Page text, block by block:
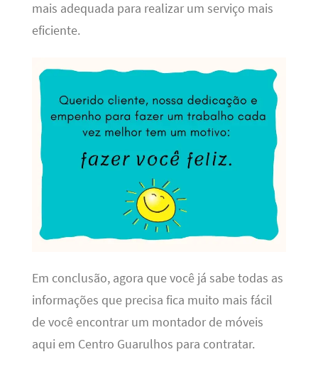
mais adequada para realizar um serviço mais
eficiente.
Em conclusão, agora que você já sabe todas as
informações que precisa fica muito mais fácil
de você encontrar um montador de móveis
aqui em Centro Guarulhos para contratar.